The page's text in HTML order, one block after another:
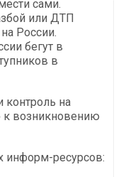
сами.
или ДТП
России.
бегут в
в
контроль на
к возникновению
информ-ресурсов: